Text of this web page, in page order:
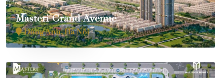
Masteri Grand Avenue
Đông Anh, Hà Nội